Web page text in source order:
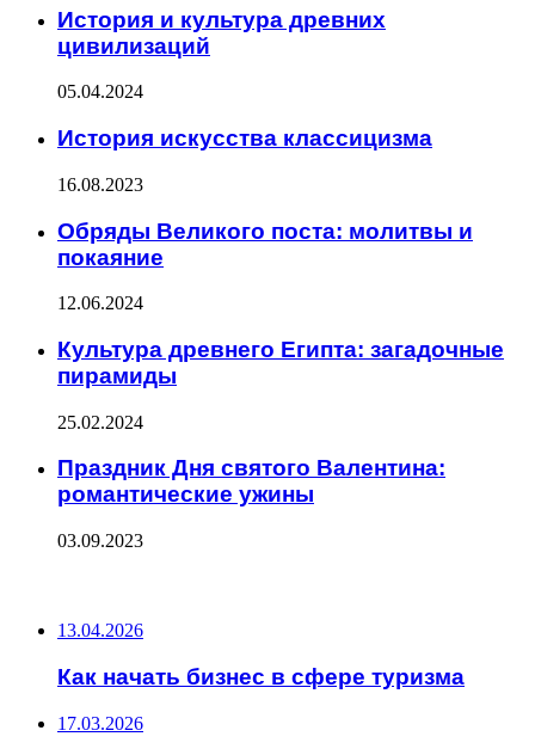
История и культура древних
цивилизаций
05.04.2024
История искусства классицизма
16.08.2023
Обряды Великого поста: молитвы и
покаяние
12.06.2024
Культура древнего Египта: загадочные
пирамиды
25.02.2024
Праздник Дня святого Валентина:
романтические ужины
03.09.2023
13.04.2026
Как начать бизнес в сфере туризма
17.03.2026